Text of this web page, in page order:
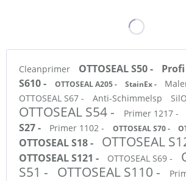
Cleanprimer OTTOSEAL S50 - Profi
S610 -
OTTOSEAL A205 - StainEx -
OTTOSEAL S67 - Anti-Schimmelsp
OTTOSEAL S54 - Primer 1217 -
S27 -
Primer 1102 - OTTOSEAL S70 -
OTTOSEAL S18 - OTTOSEAL
OTTOSEAL S121 - OTTOSEAL S69 -
S51 -
OTTOSEAL S110 -